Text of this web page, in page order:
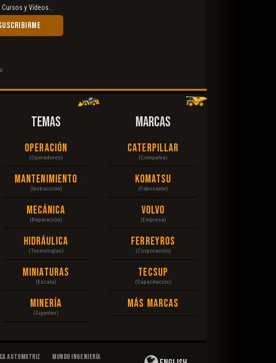
y Vídeos...
TEMAS
Operación
(Operadores)
Mantenimiento
(Instrucción)
Mecánica
(Reparación)
Hidráulica
(Tecnologías)
Miniaturas
(Escala)
Minería
(Gigantes)
MARCAS
Caterpillar
(Compañia)
Komatsu
(Fabricante)
Volvo
(Empresa)
Ferreyros
(Corporación)
Tecsup
(Capacitación)
Más Marcas
Automotriz Mundo Ingeniería